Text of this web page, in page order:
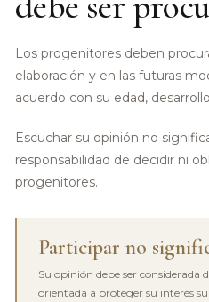
Los progenitores deben
elaboración y en las futuras
acuerdo con su edad,
Escuchar su opinión no
responsabilidad de decidir ni
progenitores.
Participar no
Su opinión debe ser considerada
orientada a proteger su interés